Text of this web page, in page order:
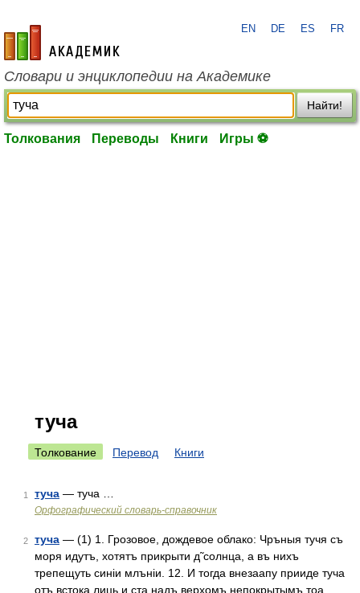
academic.ru
EN DE ES FR
Словари и энциклопедии на Академике
Найти!
Толкования Переводы Книги Игры ⚽
туча
Толкование Перевод Книги
1 туча — туча …
Орфографический словарь-справочник
2 туча — (1) 1. Грозовое, дождевое облако: Чръныя тучя съ
моря идутъ, хотятъ прикрыти д̃ солнца, а въ нихъ
трепещуть синіи млъніи. 12. И тогда внезаапу прииде туча
отъ встока лиць и ста надъ верхомъ непокрытымъ тоа